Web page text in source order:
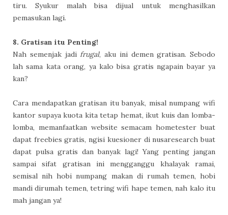
tiru. Syukur malah bisa dijual untuk menghasilkan
pemasukan lagi.
8. Gratisan itu Penting!
Nah semenjak jadi frugal, aku ini demen gratisan. Sebodo
lah sama kata orang, ya kalo bisa gratis ngapain bayar ya
kan?
Cara mendapatkan gratisan itu banyak, misal numpang wifi
kantor supaya kuota kita tetap hemat, ikut kuis dan lomba-
lomba, memanfaatkan website semacam hometester buat
dapat freebies gratis, ngisi kuesioner di nusaresearch buat
dapat pulsa gratis dan banyak lagi! Yang penting jangan
sampai sifat gratisan ini mengganggu khalayak ramai,
semisal nih hobi numpang makan di rumah temen, hobi
mandi dirumah temen, tetring wifi hape temen, nah kalo itu
mah jangan ya!